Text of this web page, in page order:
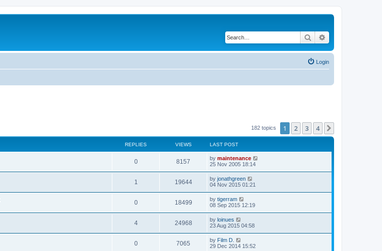
Search
Login
182 topics 1 2 3 4
REPLIES VIEWS LAST POST
0 8157 by maintenance
25 Nov 2005 18:14
1 19644 by jonathgreen
04 Nov 2015 01:21
0 18499 by tigerram
08 Sep 2015 12:19
4 24968 by loinues
23 Aug 2015 04:58
0 7065 by Film D.
29 Dec 2014 15:52